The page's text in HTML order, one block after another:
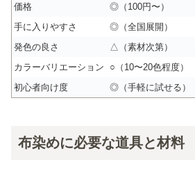
価格 ◎（100円〜）
手に入りやすさ
◎（全国展開）
発色の良さ
△（素材次第）
カラーバリエーション
○（10〜20色程度）
初心者向け度
◎（手軽に試せる）
布染めに必要な道具と材料